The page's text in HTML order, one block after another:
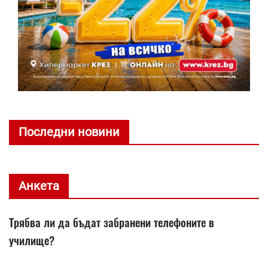
Последни новини
Анкета
Трябва ли да бъдат забранени телефоните в
училище?